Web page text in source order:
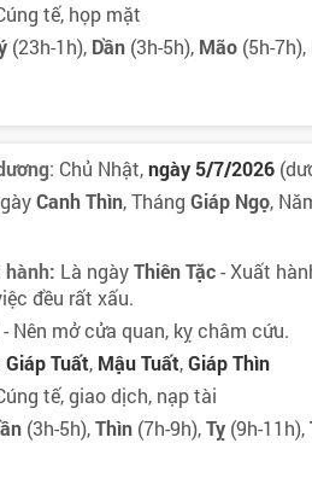
tế, họp mặt
(23h-1h), Dần (3h-5h), Mão (5h-7h),
: Chủ Nhật,ngày 5/7/2026
Canh Thìn, Tháng Giáp Ngọ,
hành: Là ngàyThiên Tặc- Xuất
đều rất xấu.
- Nên mở cửa quan, kỵ châm cứu.
Giáp Tuất, Mậu Tuất,Giáp Thìn
tế, giao dịch, nạp tài
(3h-5h),Thìn (7h-9h),Tỵ (9h-11h),